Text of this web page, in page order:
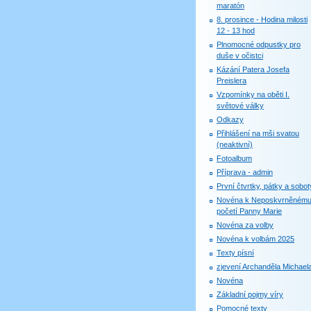
maratón
8. prosince - Hodina milosti
12 - 13 hod
Plnomocné odpustky pro
duše v očistci
Kázání Patera Josefa
Preislera
Vzpomínky na oběti I.
světové války
Odkazy
Přihlášení na mši svatou
(neaktivní)
Fotoalbum
Příprava - admin
První čtvrtky, pátky a
Novéna k Neposkvrněnému
početí Panny Marie
Novéna za volby
Novéna k volbám 2025
Texty písní
zjevení Archanděla
Novéna
Základní pojmy víry
Pomocné texty